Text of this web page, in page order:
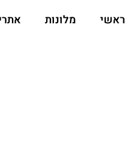
ראשי מלונות